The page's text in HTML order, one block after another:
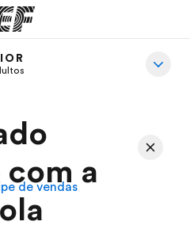
a
de vendas